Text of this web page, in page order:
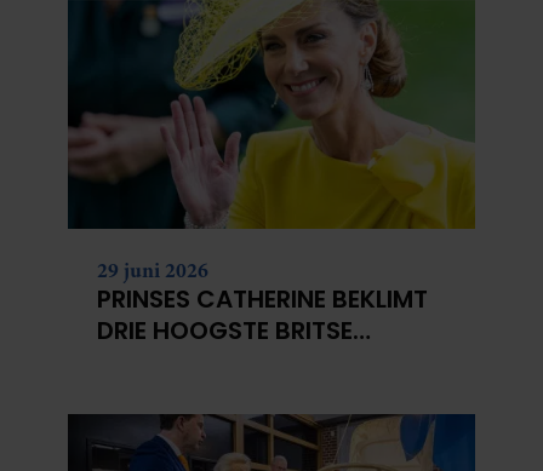
29 juni 2026
PRINSES CATHERINE BEKLIMT
DRIE HOOGSTE BRITSE